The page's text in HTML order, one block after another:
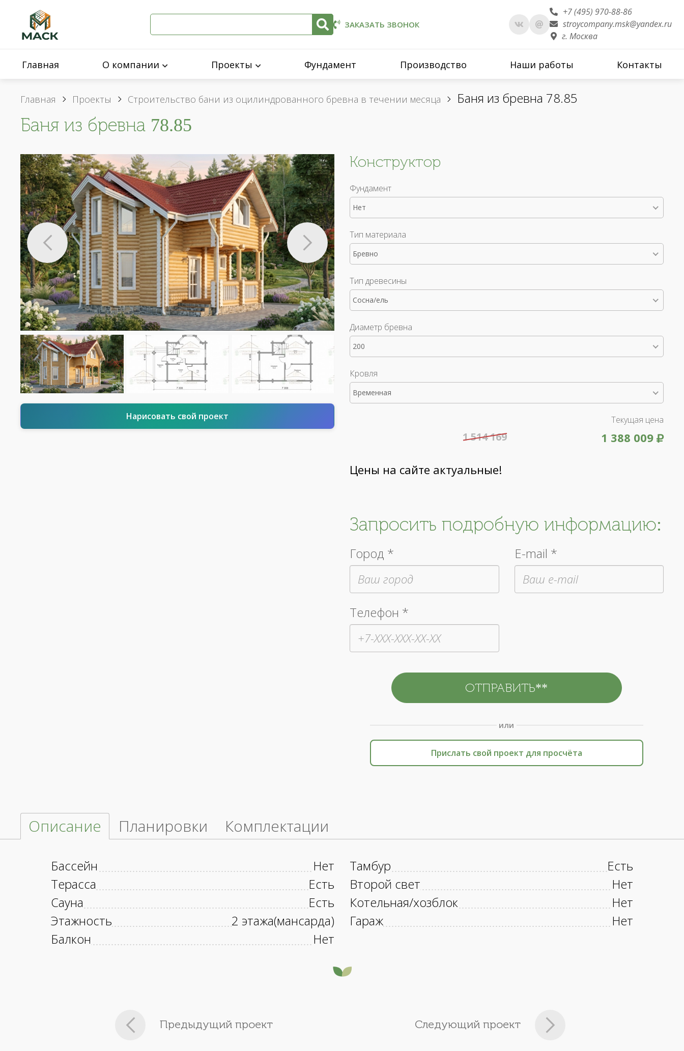
ЗАКАЗАТЬ ЗВОНОК
+7 (495) 970-88-86
stroycompany.msk@yandex.ru
г. Москва
Главная О компании Проекты Фундамент Производство Наши работы Контакты
Главная Проекты Строительство бани из оцилиндрованного бревна в течении месяца Баня из бревна 78.85
Баня из бревна 78.85
Нарисовать свой проект
Конструктор
Фундамент
Нет
Тип материала
Бревно
Тип древесины
Сосна/ель
Диаметр бревна
200
Кровля
Временная
Текущая цена
1 388 009
1 514 169
Цены на сайте актуальные!
Запросить подробную информацию:
Город * E-mail *
Телефон *
или
Прислать свой проект для просчёта
Описание Планировки Комплектации
Бассейн
Нет
Терасса
Есть
Сауна
Есть
Этажность
2 этажа(мансарда)
Балкон
Нет
Тамбур
Есть
Второй свет
Нет
Котельная/хозблок
Нет
Гараж
Нет
Предыдущий проект Следующий проект